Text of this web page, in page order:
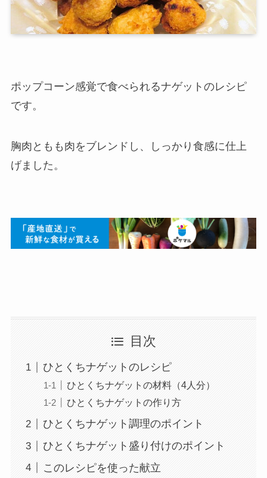
ポップコーン感覚で食べられるナゲットのレシピ
です。
胸肉ともも肉をブレンドし、しっかり食感に仕上
げました。
目次
ひとくちナゲットのレシピ
ひとくちナゲットの材料（4人分）
ひとくちナゲットの作り方
ひとくちナゲット調理のポイント
ひとくちナゲット盛り付けのポイント
このレシピを使った献立